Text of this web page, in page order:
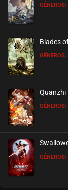
GÊNEROS:
Blades
GÊNEROS:
Quanzhi
GÊNEROS:
GÊNEROS: